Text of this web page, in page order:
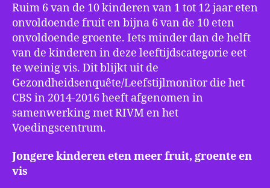
Ruim 6 van de 10 kinderen van 1 tot 12 jaar eten
onvoldoende fruit en bijna 6 van de 10 eten
onvoldoende groente. Iets minder dan de helft
van de kinderen in deze leeftijdscategorie eet
te weinig vis. Dit blijkt uit de
Gezondheidsenquête/Leefstijlmonitor die het
CBS in 2014-2016 heeft afgenomen in
samenwerking met RIVM en het
Voedingscentrum.
Jongere kinderen eten meer fruit, groente en
vis